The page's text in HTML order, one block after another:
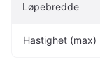
Løpebredde
Hastighet (max)